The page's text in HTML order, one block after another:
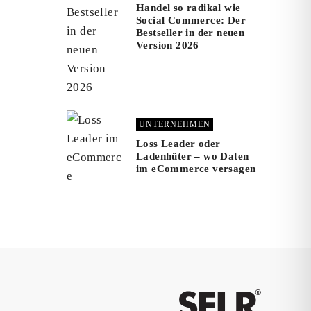
Handel so radikal wie
Social Commerce: Der
Bestseller in der neuen
Version 2026
UNTERNEHMEN
Loss Leader oder
Ladenhüter – wo Daten
im eCommerce versagen